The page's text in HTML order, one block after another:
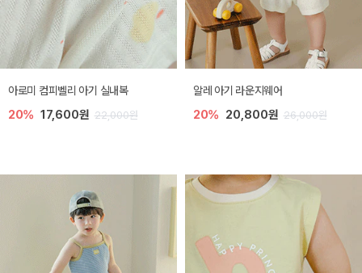
아로미 컴피벨리 아기 실내복
20% 17,600원 22,000원
알레 아기 라운지웨어
20% 20,800원 26,000원